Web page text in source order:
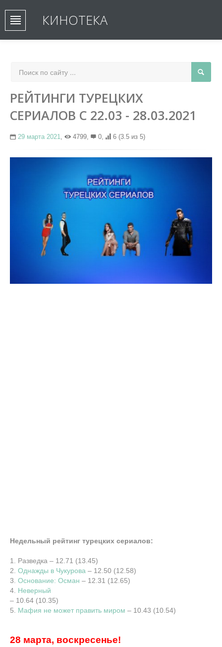
КИНОТЕКА
РЕЙТИНГИ ТУРЕЦКИХ
СЕРИАЛОВ С 22.03 - 28.03.2021
29 марта 2021, 4799, 0, 6 (3.5 из 5)
Недельный рейтинг турецких сериалов:
1. Разведка – 12.71 (13.45)
2. Однажды в Чукурова – 12.50 (12.58)
3. Основание: Осман – 12.31 (12.65)
4. Неверный
– 10.64 (10.35)
5. Мафия не может править миром – 10.43 (10.54)
28 марта, воскресенье!